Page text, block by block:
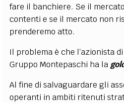
fare il banchiere. Se il
contenti e se il mercato non
prenderemo atto.
Il problema è che l’azionista
Gruppo Montepaschi ha la
Al fine di salvaguardare gli
operanti in ambiti ritenuti